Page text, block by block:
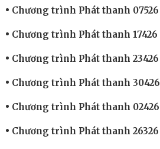
Chương trình Phát thanh 07526
Chương trình Phát thanh 17426
Chương trình Phát thanh 23426
Chương trình Phát thanh 30426
Chương trình Phát thanh 02426
Chương trình Phát thanh 26326